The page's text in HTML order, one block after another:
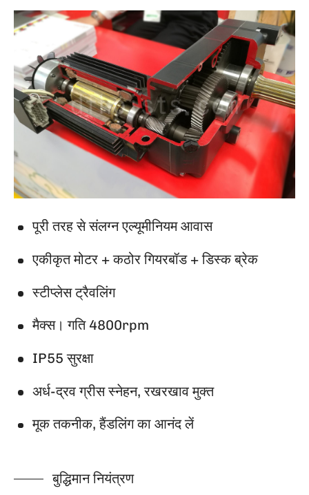
पूरी तरह से संलग्न एल्यूमीनियम आवास
एकीकृत मोटर + कठोर गियरबॉड + डिस्क ब्रेक
स्टीप्लेस ट्रैवलिंग
मैक्स। गति 4800rpm
IP55 सुरक्षा
अर्ध-द्रव ग्रीस स्नेहन, रखरखाव मुक्त
मूक तकनीक, हैंडलिंग का आनंद लें
बुद्धिमान नियंत्रण